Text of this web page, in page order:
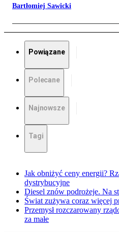
Bartłomiej Sawicki
Powiązane
Polecane
Najnowsze
Tagi
Jak obniżyć ceny energii?
dystrybucyjne
Diesel znów podrożeje. Na
Świat zużywa coraz więcej
Przemysł rozczarowany
za małe